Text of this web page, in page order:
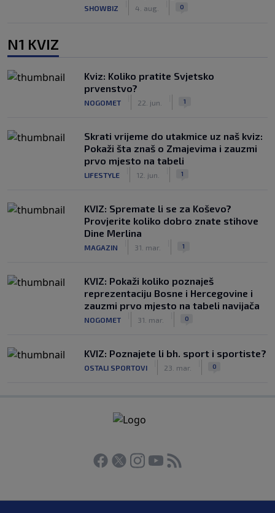
SHOWBIZ 4. aug. 0
N1 KVIZ
Kviz: Koliko pratite Svjetsko
prvenstvo?
NOGOMET 22. jun. 1
Skrati vrijeme do utakmice uz naš kviz:
Pokaži šta znaš o Zmajevima i zauzmi
prvo mjesto na tabeli
LIFESTYLE 12. jun. 1
KVIZ: Spremate li se za Koševo?
Provjerite koliko dobro znate stihove
Dine Merlina
MAGAZIN 31. mar. 1
KVIZ: Pokaži koliko poznaješ
reprezentaciju Bosne i Hercegovine i
zauzmi prvo mjesto na tabeli navijača
NOGOMET 31. mar. 0
KVIZ: Poznajete li bh. sport i sportiste?
OSTALI SPORTOVI 23. mar. 0